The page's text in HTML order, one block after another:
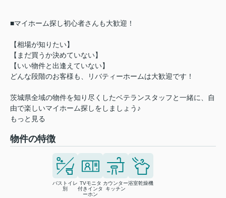
■マイホーム探し初心者さんも大歓迎！
【相場が知りたい】
【まだ買うか決めていない】
【いい物件と出逢えていない】
どんな段階のお客様も、リバティーホームは大歓迎です！
茨城県全域の物件を知り尽くしたベテランスタッフと一緒に、自
由で楽しいマイホーム探しをしましょう♪
もっと見る
物件の特徴
バストイレ
別
TVモニタ
付きインタ
ーホン
カウンター
キッチン
浴室乾燥機